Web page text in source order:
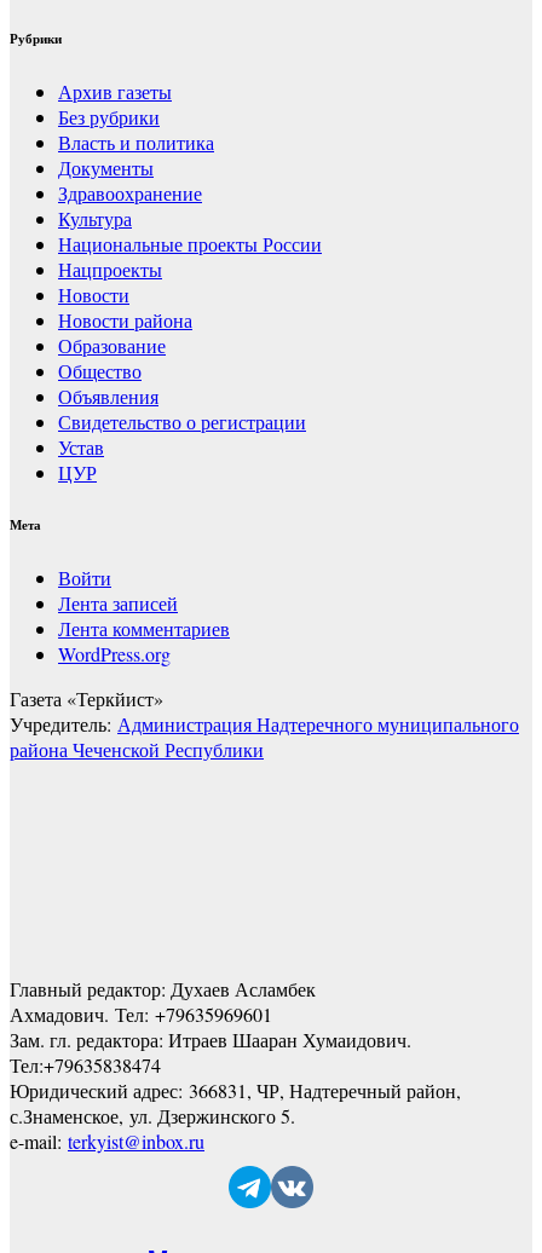
Рубрики
Архив газеты
Без рубрики
Власть и политика
Документы
Здравоохранение
Культура
Национальные проекты России
Нацпроекты
Новости
Новости района
Образование
Общество
Объявления
Свидетельство о регистрации
Устав
ЦУР
Мета
Войти
Лента записей
Лента комментариев
WordPress.org
Газета «Теркйист»
Учредитель: Администрация Надтеречного муниципального
района Чеченской Республики
Главный редактор: Духаев Асламбек
Ахмадович. Тел: +79635969601
Зам. гл. редактора: Итраев Шааран Хумаидович.
Тел:+79635838474
Юридический адрес: 366831, ЧР, Надтеречный район,
с.Знаменское, ул. Дзержинского 5.
e-mail: terkyist@inbox.ru